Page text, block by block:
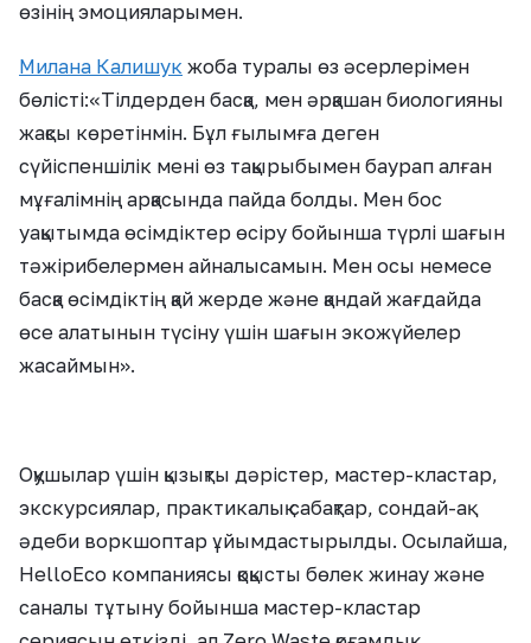
өзінің эмоцияларымен.
Милана Калишук жоба туралы өз әсерлерімен
бөлісті:«Тілдерден басқа, мен әрқашан биологияны
жақсы көретінмін. Бұл ғылымға деген
сүйіспеншілік мені өз тақырыбымен баурап алған
мұғалімнің арқасында пайда болды. Мен бос
уақытымда өсімдіктер өсіру бойынша түрлі шағын
тәжірибелермен айналысамын. Мен осы немесе
басқа өсімдіктің қай жерде және қандай жағдайда
өсе алатынын түсіну үшін шағын экожүйелер
жасаймын».
Оқушылар үшін қызықты дәрістер, мастер-кластар,
экскурсиялар, практикалық сабақтар, сондай-ақ
әдеби воркшоптар ұйымдастырылды. Осылайша,
HelloEco компаниясы қоқысты бөлек жинау және
саналы тұтыну бойынша мастер-кластар